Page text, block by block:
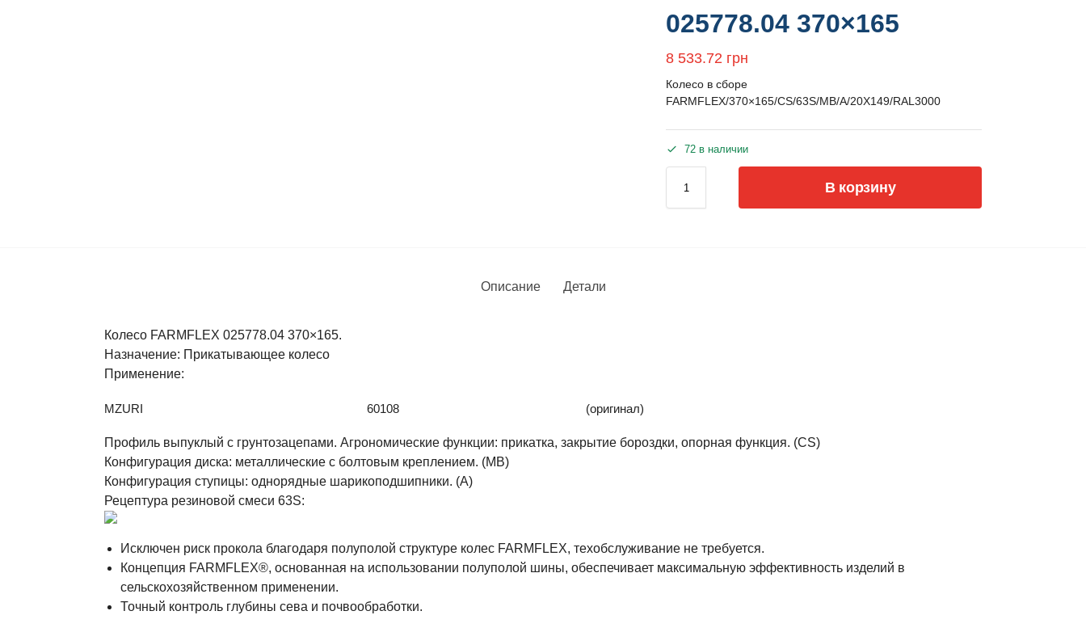
025778.04 370×165
8 533.72 грн
Колесо в сборе
FARMFLEX/370×165/CS/63S/MB/A/20X149/RAL3000
72 в наличии
В корзину
Описание Детали
Колесо FARMFLEX 025778.04 370×165.
Назначение: Прикатывающее колесо
Применение:
MZURI 60108 (оригинал)
Профиль выпуклый с грунтозацепами. Агрономические функции: прикатка, закрытие бороздки, опорная функция. (CS)
Конфигурация диска: металлические с болтовым креплением. (MB)
Конфигурация ступицы: однорядные шарикоподшипники. (A)
Рецептура резиновой смеси 63S:
Исключен риск прокола благодаря полуполой структуре колес FARMFLEX, техобслуживание не требуется.
Концепция FARMFLEX®, основанная на использовании полуполой шины, обеспечивает максимальную эффективность изделий в
сельскохозяйственном применении.
Точный контроль глубины сева и почвообработки.